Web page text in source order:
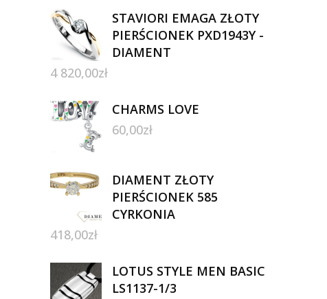
STAVIORI EMAGA ZŁOTY
PIERŚCIONEK PXD1943Y -
DIAMENT
4 820,00zł
CHARMS LOVE
60,00zł
DIAMENT ZŁOTY
PIERŚCIONEK 585
CYRKONIA
418,00zł
LOTUS STYLE MEN BASIC
LS1137-1/3